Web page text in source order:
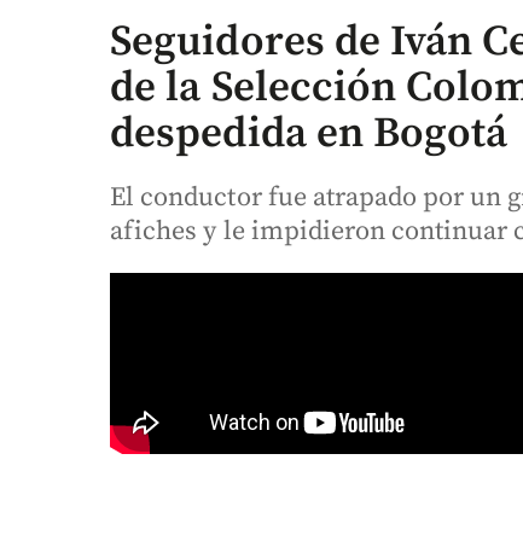
Seguidores de Iván
de la Selección
despedida en Bogotá
El conductor fue atrapado por un
afiches y le impidieron continuar